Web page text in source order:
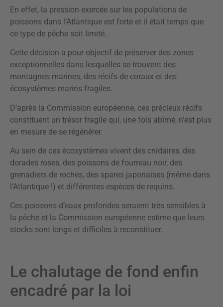
En effet, la pression exercée sur les populations de
poissons dans l’Atlantique est forte et il était temps que
ce type de pêche soit limité.
Cette décision a pour objectif de préserver des zones
exceptionnelles dans lesquelles se trouvent des
montagnes marines, des récifs de coraux et des
écosystèmes marins fragiles.
D’après la Commission européenne, ces précieux récifs
constituent un trésor fragile qui, une fois abîmé, n’est plus
en mesure de se régénérer.
Au sein de ces écosystèmes vivent des cnidaires, des
dorades roses, des poissons de fourreau noir, des
grenadiers de roches, des spares japonaises (même dans
l’Atlantique !) et différentes espèces de requins.
Ces poissons d’eaux profondes seraient très sensibles à
la pêche et la Commission européenne estime que leurs
stocks sont longs et difficiles à reconstituer.
Le chalutage de fond enfin
encadré par la loi